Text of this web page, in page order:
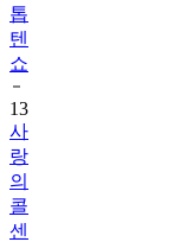
톱
텐
쇼
13
사
랑
의
콜
센